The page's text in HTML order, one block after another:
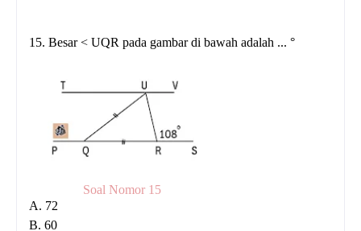
15. Besar < UQR pada gambar di bawah adalah ... °
Soal Nomor 15
A. 72
B. 60